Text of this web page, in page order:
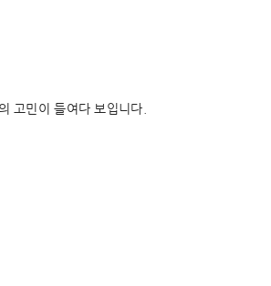
고민이 들여다 보입니다.